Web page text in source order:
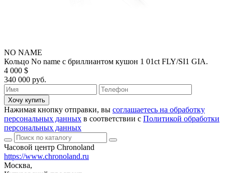
NO NAME
Кольцо No name с бриллиантом кушон 1 01ct FLY/SI1 GIA.
4 000 $
340 000 руб.
Хочу купить
Нажимая кнопку отправки, вы соглашаетесь на обработку
персональных данных в соответствии с Политикой обработки
персональных данных
Часовой центр Chronoland
https://www.chronoland.ru
Москва,